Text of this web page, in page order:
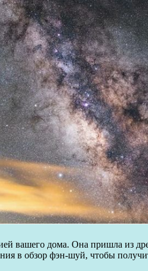
вашего дома. Она пришла из
в обзор фэн-шуй, чтобы